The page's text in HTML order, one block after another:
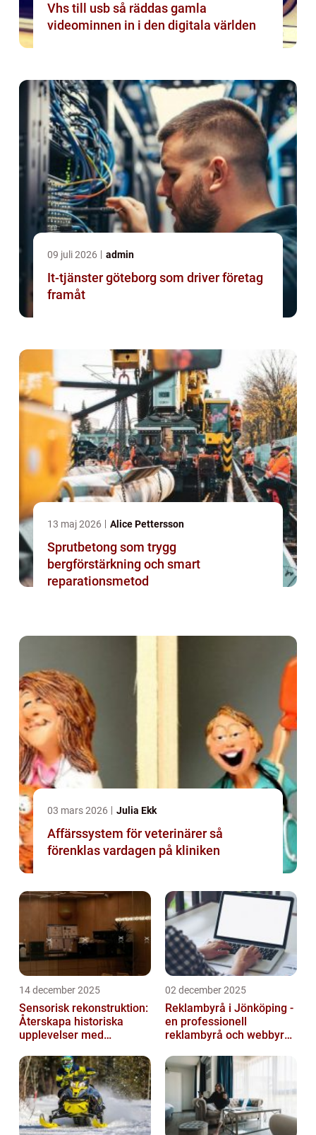
Vhs till usb så räddas gamla
videominnen in i den digitala världen
09 juli 2026 admin
It-tjänster göteborg som driver företag
framåt
13 maj 2026 Alice Pettersson
Sprutbetong som trygg
bergförstärkning och smart
reparationsmetod
03 mars 2026 Julia Ekk
Affärssystem för veterinärer så
förenklas vardagen på kliniken
14 december 2025
Sensorisk rekonstruktion:
Återskapa historiska
upplevelser med
02 december 2025
Reklambyrå i Jönköping -
en professionell
reklambyrå och webbyrå
kommunikati...